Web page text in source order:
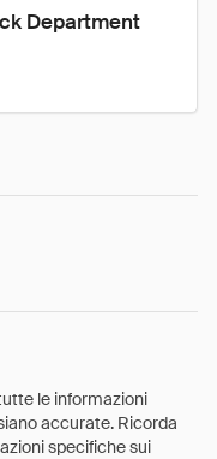
Department
le informazioni
accurate. Ricorda
specifiche sui